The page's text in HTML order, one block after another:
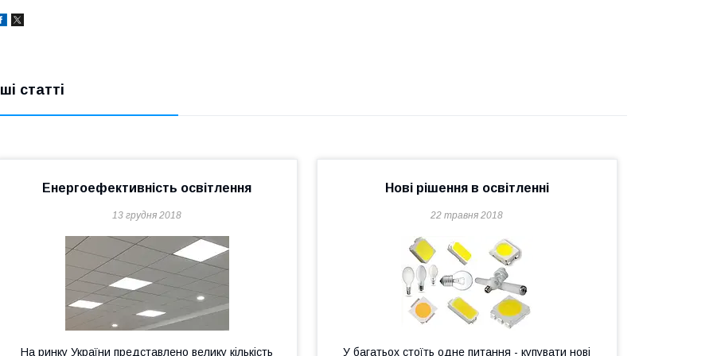
статті
Енергоефективність освітлення
13 грудня 2018
На ринку України представлено велику кількість
Нові рішення в освітленні
22 травня 2018
У багатьох стоїть одне питання - купувати нові